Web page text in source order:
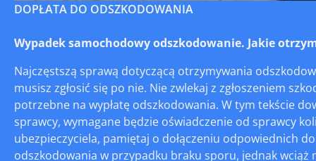
DOPŁATA DO ODSZKODOWANIA
Wypadek samochodowy odszkodowanie. Jakie
Najczęstszą sprawą dotyczącą otrzymywania
musisz zgłosić się po nie. Nie zwlekaj z zgłoszeniem
potrzebne na wypłatę odszkodowania. W tym tekście
sprawcy, wymagane będzie oświadczenie od sprawcy
ubezpieczyciela, pamiętaj o dołączeniu odpowiednich
odszkodowania w przypadku braku sporu, jednak